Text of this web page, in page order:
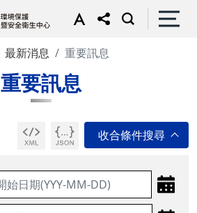
最新消息 重要訊息
重要訊息